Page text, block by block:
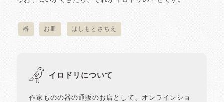
器 お皿 はしもとさちえ
イロドリについて
作家ものの器の通販のお店として、オンラインショ